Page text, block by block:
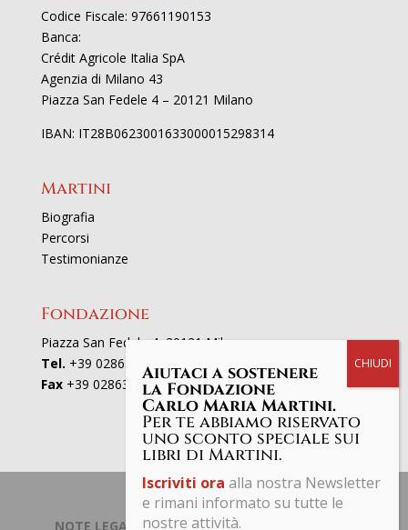
Codice Fiscale: 97661190153
Banca:
Crédit Agricole Italia SpA
Agenzia di Milano 43
Piazza San Fedele 4 – 20121 Milano
IBAN: IT28B0623001633000015298314
Martini
Biografia
Percorsi
Testimonianze
Fondazione
Piazza San Fedele 4, 20121 Milano
Tel. +39 02863521
Fax+39 0286352801
NOTE LEGALI | PRIVACY POLICY
Aiutaci a sostenere
la Fondazione
Carlo Maria Martini.
Per te abbiamo riservato
uno sconto speciale sui
libri di Martini.
Iscriviti ora alla nostra Newsletter
e rimani informato su tutte le
nostre attività.